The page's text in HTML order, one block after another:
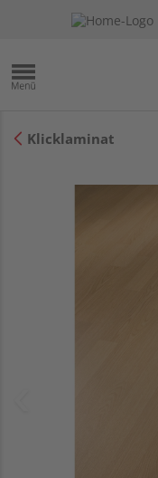
Klicklaminat